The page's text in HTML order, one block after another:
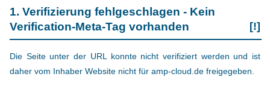
1. Verifizierung fehlgeschlagen - Kein
Verification-Meta-Tag vorhanden
[!]
Die Seite unter der URL konnte nicht verifiziert werden und ist
daher vom Inhaber Website nicht für amp-cloud.de freigegeben.